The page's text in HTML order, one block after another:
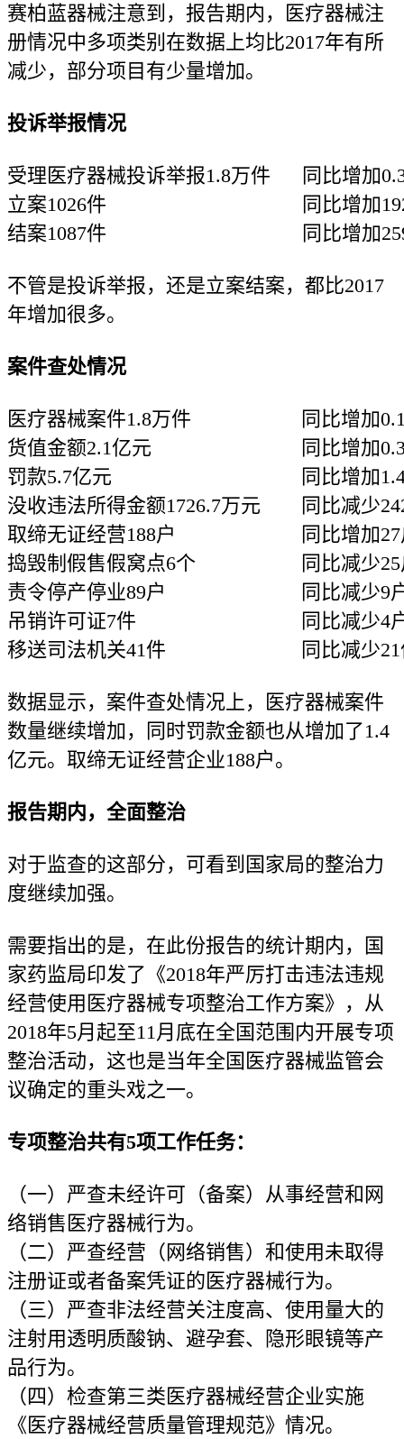
赛柏蓝器械注意到，报告期内，医疗器械注
册情况中多项类别在数据上均比2017年有所
减少，部分项目有少量增加。
投诉举报情况
受理医疗器械投诉举报1.8万件
同比增加
立案1026件
同比增加
结案1087件
同比增加
不管是投诉举报，还是立案结案，都比2017
年增加很多。
案件查处情况
医疗器械案件1.8万件
同比增加
货值金额2.1亿元
同比增加
罚款5.7亿元
同比增加
没收违法所得金额1726.7万元
同比减少
取缔无证经营188户
同比增加
捣毁制假售假窝点6个
同比减少
责令停产停业89户
同比减少9
吊销许可证7件
同比减少4
移送司法机关41件
同比减少
数据显示，案件查处情况上，医疗器械案件
数量继续增加，同时罚款金额也从增加了1.4
亿元。取缔无证经营企业188户。
报告期内，全面整治
对于监查的这部分，可看到国家局的整治力
度继续加强。
需要指出的是，在此份报告的统计期内，国
家药监局印发了《2018年严厉打击违法违规
经营使用医疗器械专项整治工作方案》，从
2018年5月起至11月底在全国范围内开展专项
整治活动，这也是当年全国医疗器械监管会
议确定的重头戏之一。
专项整治共有5项工作任务：
（一）严查未经许可（备案）从事经营和网
络销售医疗器械行为。
（二）严查经营（网络销售）和使用未取得
注册证或者备案凭证的医疗器械行为。
（三）严查非法经营关注度高、使用量大的
注射用透明质酸钠、避孕套、隐形眼镜等产
品行为。
（四）检查第三类医疗器械经营企业实施
《医疗器械经营质量管理规范》情况。